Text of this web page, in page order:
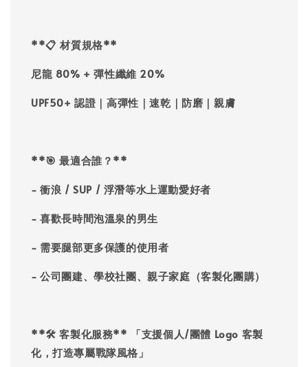
**📋 材質規格**
尼龍 80% + 彈性纖維 20%
UPF50+ 認證｜高彈性｜速乾｜防磨｜親膚
**🎯 最適合誰？**
- 衝浪 / SUP / 浮潛等水上運動愛好者
- 喜歡長時間泡溫泉的男生
- 需要腿部更多保護的使用者
- 公司團建、學校社團、親子家庭（客製化團購）
**🛠 客製化服務** 「支援個人/團體 Logo 客製
化，打造專屬戰隊風格 」